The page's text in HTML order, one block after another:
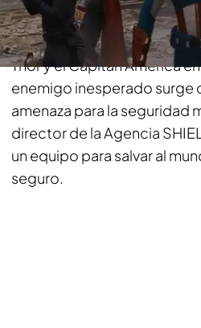
El martes tienes la excusa
desconectar del mundo
Thor y el Capitán América
enemigo inesperado surge
amenaza para la seguridad
director de la Agencia
un equipo para salvar al
seguro.